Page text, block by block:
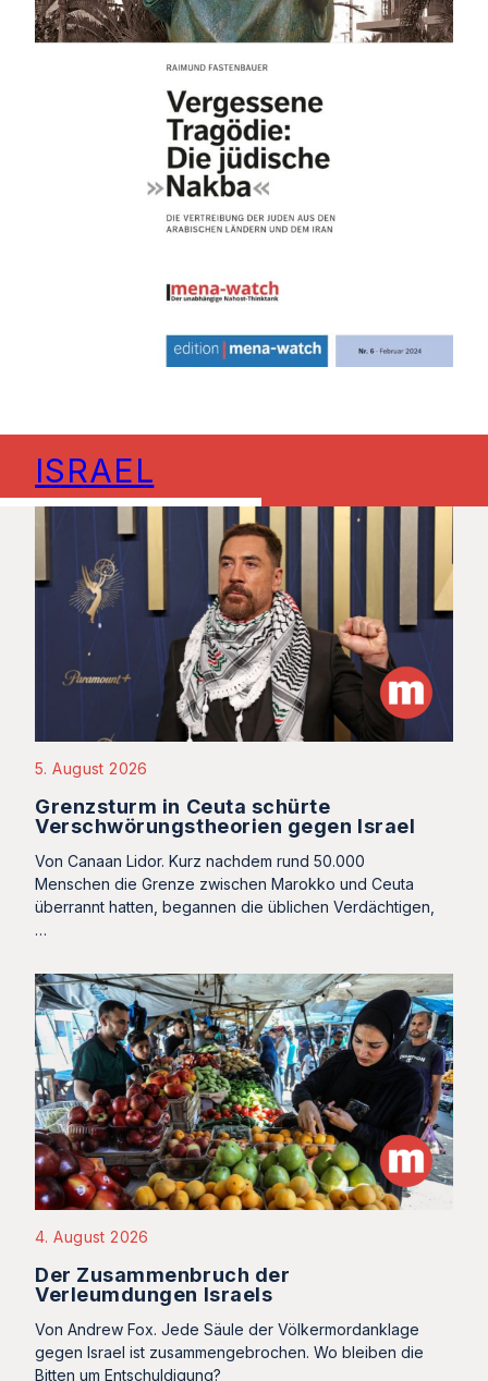
ISRAEL
5. August 2026
Grenzsturm in Ceuta schürte
Verschwörungstheorien gegen Israel
Von Canaan Lidor. Kurz nachdem rund 50.000
Menschen die Grenze zwischen Marokko und Ceuta
überrannt hatten, begannen die üblichen Verdächtigen,
…
4. August 2026
Der Zusammenbruch der
Verleumdungen Israels
Von Andrew Fox. Jede Säule der Völkermordanklage
gegen Israel ist zusammengebrochen. Wo bleiben die
Bitten um Entschuldigung?